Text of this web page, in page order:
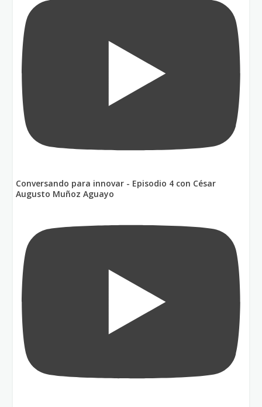
Conversando para innovar - Episodio 4 con César
Augusto Muñoz Aguayo